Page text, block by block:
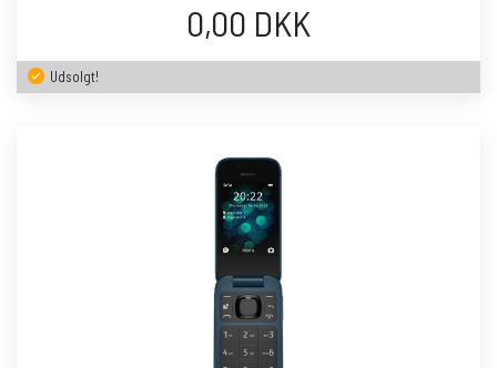
0,00 DKK
Udsolgt!